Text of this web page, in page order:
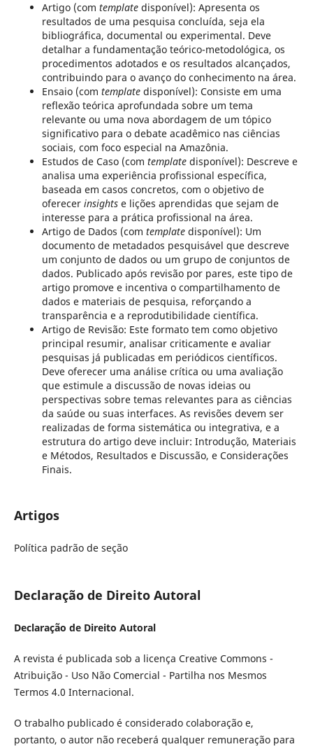
Artigo (com templatedisponível): Apresenta os
resultados de uma pesquisa concluída, seja ela
bibliográfica, documental ou experimental. Deve
detalhar a fundamentação teórico-metodológica, os
procedimentos adotados e os resultados alcançados,
contribuindo para o avanço do conhecimento na área.
Ensaio (com templatedisponível): Consiste em uma
reflexão teórica aprofundada sobre um tema
relevante ou uma nova abordagem de um tópico
significativo para o debate acadêmico nas ciências
sociais, com foco especial na Amazônia.
Estudos de Caso (com templatedisponível): Descreve e
analisa uma experiência profissional específica,
baseada em casos concretos, com o objetivo de
oferecer insightse lições aprendidas que sejam de
interesse para a prática profissional na área.
Artigo de Dados (com templatedisponível): Um
documento de metadados pesquisável que descreve
um conjunto de dados ou um grupo de conjuntos de
dados. Publicado após revisão por pares, este tipo de
artigo promove e incentiva o compartilhamento de
dados e materiais de pesquisa, reforçando a
transparência e a reprodutibilidade científica.
Artigo de Revisão: Este formato tem como objetivo
principal resumir, analisar criticamente e avaliar
pesquisas já publicadas em periódicos científicos.
Deve oferecer uma análise crítica ou uma avaliação
que estimule a discussão de novas ideias ou
perspectivas sobre temas relevantes para as ciências
da saúde ou suas interfaces. As revisões devem ser
realizadas de forma sistemática ou integrativa, e a
estrutura do artigo deve incluir: Introdução, Materiais
e Métodos, Resultados e Discussão, e Considerações
Finais.
Artigos
Política padrão de seção
Declaração de Direito Autoral
Declaração de Direito Autoral
A revista é publicada sob a licença Creative Commons -
Atribuição - Uso Não Comercial - Partilha nos Mesmos
Termos 4.0 Internacional.
O trabalho publicado é considerado colaboração e,
portanto, o autor não receberá qualquer remuneração para